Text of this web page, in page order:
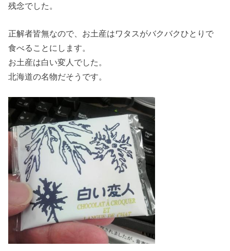
残念でした。
正解者皆無なので、お土産はワタスがバクバクひとりで
食べることにします。
お土産は白い変人でした。
北海道の名物だそうです。